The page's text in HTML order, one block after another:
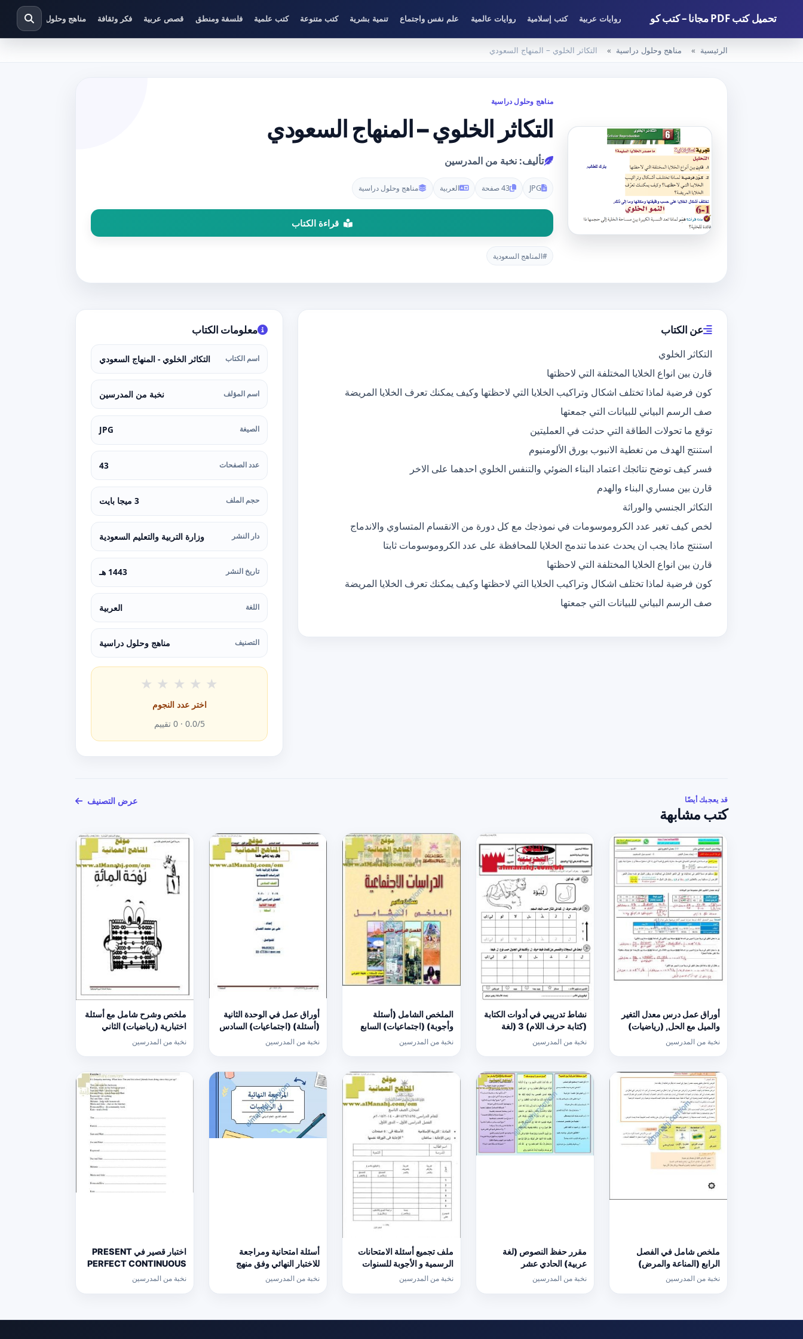
تحميل كتب PDF مجانا – كتب كو روايات عربية كتب إسلامية روايات عالمية علم نفس واجتماع تنمية بشرية كتب متنوعة كتب علمية فلسفة ومنطق قصص عربية فكر وثقافة مناهج وحلول دراسية
الرئيسية مناهج وحلول دراسية التكاثر الخلوي – المنهاج السعودي
مناهج وحلول دراسية
التكاثر الخلوي – المنهاج السعودي
تأليف: نخبة من المدرسين
JPG 43 صفحة العربية مناهج وحلول دراسية
قراءة الكتاب
#المناهج السعودية
عن الكتاب
التكاثر الخلوي
قارن بين انواع الخلايا المختلفة التي لاحظتها
كون فرضية لماذا تختلف اشكال وتراكيب الخلايا التي لاحظتها وكيف يمكنك تعرف الخلايا المريضة
صف الرسم البياني للبيانات التي جمعتها
توقع ما تحولات الطاقة التي حدثت في العمليتين
استنتج الهدف من تغطية الانبوب بورق الألومنيوم
فسر كيف توضح نتائجك اعتماد البناء الضوئي والتنفس الخلوي احدهما على الاخر
قارن بين مساري البناء والهدم
التكاثر الجنسي والوراثة
لخص كيف تغير عدد الكروموسومات في نموذجك مع كل دورة من الانقسام المتساوي والاندماج
استنتج ماذا يجب ان يحدث عندما تندمج الخلايا للمحافظة على عدد الكروموسومات ثابتا
قارن بين انواع الخلايا المختلفة التي لاحظتها
كون فرضية لماذا تختلف اشكال وتراكيب الخلايا التي لاحظتها وكيف يمكنك تعرف الخلايا المريضة
صف الرسم البياني للبيانات التي جمعتها
معلومات الكتاب
اسم الكتاب التكاثر الخلوي - المنهاج السعودي
اسم المؤلف نخبة من المدرسين
الصيغة JPG
عدد الصفحات 43
حجم الملف 3 ميجا بايت
دار النشر وزارة التربية والتعليم السعودية
تاريخ النشر 1443 هـ
اللغة العربية
التصنيف مناهج وحلول دراسية
★ ★ ★ ★ ★
اختر عدد النجوم
0.0/5 ·
0 تقييم
قد يعجبك أيضًا
كتب مشابهة
عرض التصنيف
أوراق عمل درس معدل التغير
والميل مع الحل, (رياضيات)
الحادي عشر العام
نخبة من المدرسين
نشاط تدريبي في أدوات الكتابة
(كتابة حرف اللام) 3 (لغة
عربية) الأول
نخبة من المدرسين
الملخص الشامل (أسئلة
وأجوبة) (اجتماعيات) السابع
نخبة من المدرسين
أوراق عمل في الوحدة الثانية
(أسئلة) (اجتماعيات) السادس
نخبة من المدرسين
ملخص وشرح شامل مع أسئلة
اختبارية (رياضيات) الثاني
نخبة من المدرسين
ملخص شامل في الفصل
الرابع (المناعة والمرض)
(أحياء) الحادي عشر
نخبة من المدرسين
مقرر حفظ النصوص (لغة
عربية) الحادي عشر
نخبة من المدرسين
ملف تجميع أسئلة الامتحانات
الرسمية و الأجوبة للسنوات
السابقة الدور الأول
نخبة من المدرسين
أسئلة امتحانية ومراجعة
للاختبار النهائي وفق منهج
كامبردج نموذج ثالث
نخبة من المدرسين
اختبار قصير في PRESENT
PERFECT CONTINUOUS
(لغة انجليزية) حلقة ثانية
نخبة من المدرسين